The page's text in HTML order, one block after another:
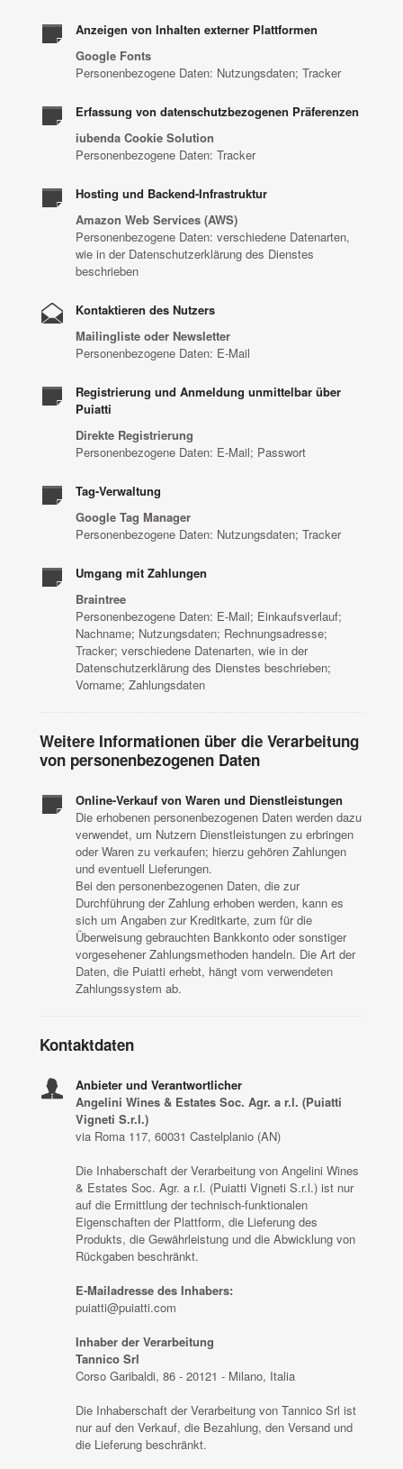
Anzeigen von Inhalten externer Plattformen
Google Fonts
Personenbezogene Daten: Nutzungsdaten; Tracker
Erfassung von datenschutzbezogenen Präferenzen
iubenda Cookie Solution
Personenbezogene Daten: Tracker
Hosting und Backend-Infrastruktur
Amazon Web Services (AWS)
Personenbezogene Daten: verschiedene Datenarten,
wie in der Datenschutzerklärung des Dienstes
beschrieben
Kontaktieren des Nutzers
Mailingliste oder Newsletter
Personenbezogene Daten: E-Mail
Registrierung und Anmeldung unmittelbar über
Puiatti
Direkte Registrierung
Personenbezogene Daten: E-Mail; Passwort
Tag-Verwaltung
Google Tag Manager
Personenbezogene Daten: Nutzungsdaten; Tracker
Umgang mit Zahlungen
Braintree
Personenbezogene Daten: E-Mail; Einkaufsverlauf;
Nachname; Nutzungsdaten; Rechnungsadresse;
Tracker; verschiedene Datenarten, wie in der
Datenschutzerklärung des Dienstes beschrieben;
Vorname; Zahlungsdaten
Weitere Informationen über die Verarbeitung
von personenbezogenen Daten
Online-Verkauf von Waren und Dienstleistungen
Die erhobenen personenbezogenen Daten werden dazu
verwendet, um Nutzern Dienstleistungen zu erbringen
oder Waren zu verkaufen; hierzu gehören Zahlungen
und eventuell Lieferungen.
Bei den personenbezogenen Daten, die zur
Durchführung der Zahlung erhoben werden, kann es
sich um Angaben zur Kreditkarte, zum für die
Überweisung gebrauchten Bankkonto oder sonstiger
vorgesehener Zahlungsmethoden handeln. Die Art der
Daten, die Puiatti erhebt, hängt vom verwendeten
Zahlungssystem ab.
Kontaktdaten
Anbieter und Verantwortlicher
Angelini Wines & Estates Soc. Agr. a r.l. (Puiatti
Vigneti S.r.l.)
via Roma 117, 60031 Castelplanio (AN)
Die Inhaberschaft der Verarbeitung von Angelini Wines
& Estates Soc. Agr. a r.l. (Puiatti Vigneti S.r.l.) ist nur
auf die Ermittlung der technisch-funktionalen
Eigenschaften der Plattform, die Lieferung des
Produkts, die Gewährleistung und die Abwicklung von
Rückgaben beschränkt.
E-Mailadresse des Inhabers:
puiatti@puiatti.com
Inhaber der Verarbeitung
Tannico Srl
Corso Garibaldi, 86 - 20121 - Milano, Italia
Die Inhaberschaft der Verarbeitung von Tannico Srl ist
nur auf den Verkauf, die Bezahlung, den Versand und
die Lieferung beschränkt.